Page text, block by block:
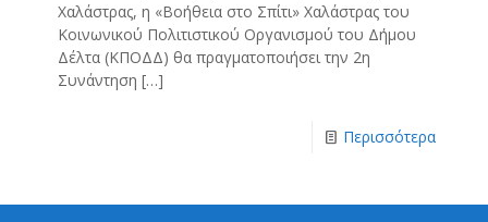
Χαλάστρας, η «Βοήθεια στο Σπίτι» Χαλάστρας του
Κοινωνικού Πολιτιστικού Οργανισμού του Δήμου
Δέλτα (ΚΠΟΔΔ) θα πραγματοποιήσει την 2η
Συνάντηση […]
Περισσότερα